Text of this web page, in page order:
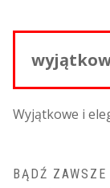
Wyjątkowe i
BĄDŹ